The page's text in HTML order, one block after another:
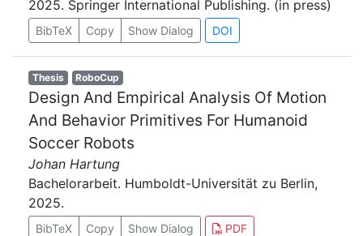
2025. Springer International Publishing. (in press)
BibTeX Copy Show Dialog DOI
Thesis RoboCup
Design And Empirical Analysis Of Motion
And Behavior Primitives For Humanoid
Soccer Robots
Johan Hartung
Bachelorarbeit. Humboldt-Universität zu Berlin,
2025.
BibTeX Copy Show Dialog PDF